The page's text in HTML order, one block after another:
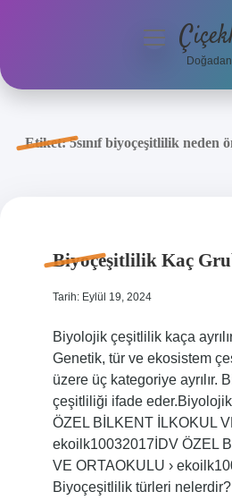
Anasayfa
menüyü
Etiket:5sınıf biyoçeşitlilik neden
Biyoçeşitlilik Kaç
Tarih: Eylül 19, 2024
Biyolojik çeşitlilik kaça
Genetik, tür ve ekosistem
üzere üç kategoriye ayrılır.
çeşitliliği ifade
ÖZEL BİLKENT İLKOKUL
ekoilk10032017İDV ÖZEL
VE ORTAOKULU ›
Biyoçeşitlilik türleri